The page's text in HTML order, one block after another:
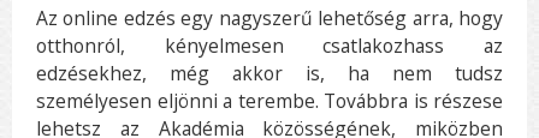
Az online edzés egy nagyszerű lehetőség arra, hogy
otthonról, kényelmesen csatlakozhass az
edzésekhez, még akkor is, ha nem tudsz
személyesen eljönni a terembe. Továbbra is részese
lehetsz az Akadémia közösségének, miközben